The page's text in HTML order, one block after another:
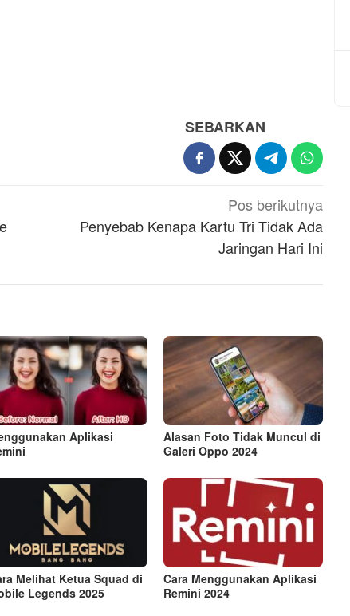
SEBARKAN
Pos berikutnya
Penyebab Kenapa Kartu Tri Tidak Ada
Jaringan Hari Ini
Aplikasi
Alasan Foto Tidak Muncul di
Galeri Oppo 2024
Melihat Ketua Squad di
Legends 2025
Cara Menggunakan Aplikasi
Remini 2024